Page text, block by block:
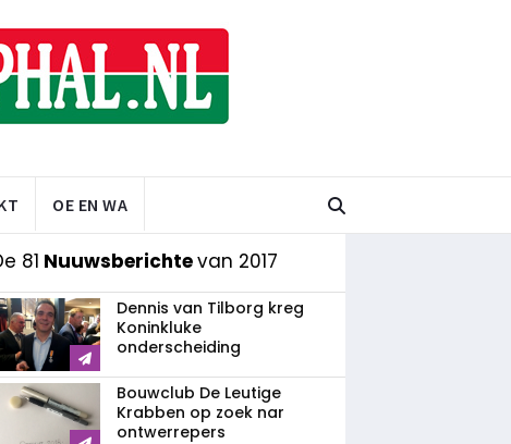
OE EN WA
81 Nuuwsberichtevan 2017
Dennis van Tilborg kreg
Koninkluke
onderscheiding
Bouwclub De Leutige
Krabben op zoek nar
ontwerrepers